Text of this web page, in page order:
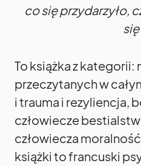
co się przydarzyło,
To książka z kategorii:
przeczytanych w
i trauma i rezyliencja,
człowiecze
człowiecza
książki to francuski